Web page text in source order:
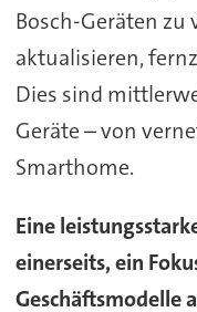
Bosch-Geräten zu
aktualisieren,
Dies sind
Geräte – von
Smarthome.
Eine
einerseits, ein
Geschäftsmodelle